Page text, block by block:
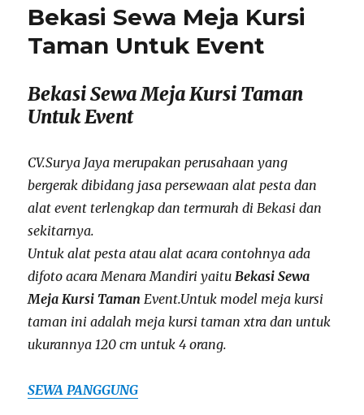
Bekasi Sewa Meja Kursi
Taman Untuk Event
Bekasi Sewa Meja Kursi Taman
Untuk Event
CV.Surya Jaya merupakan perusahaan yang
bergerak dibidang jasa persewaan alat pesta dan
alat event terlengkap dan termurah di Bekasi dan
sekitarnya.
Untuk alat pesta atau alat acara contohnya ada
difoto acara Menara Mandiri yaituBekasi Sewa
Meja Kursi Taman Event.Untuk model meja kursi
taman ini adalah meja kursi taman xtra dan untuk
ukurannya 120 cm untuk 4 orang.
SEWA PANGGUNG